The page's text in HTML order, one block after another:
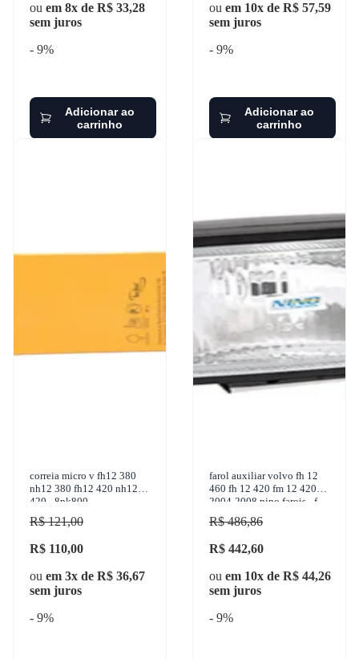
ou em 8x de R$ 33,28
sem juros
- 9%
Adicionar ao
carrinho
ou em 10x de R$ 57,59
sem juros
- 9%
Adicionar ao
carrinho
correia micro v fh12 380
nh12 380 fh12 420 nh12
420 - 8pk800
R$ 121,00
R$ 110,00
ou em 3x de R$ 36,67
sem juros
- 9%
farol auxiliar volvo fh 12
460 fh 12 420 fm 12 420
2004-2008 nino farois - f-
118v
R$ 486,86
R$ 442,60
ou em 10x de R$ 44,26
sem juros
- 9%